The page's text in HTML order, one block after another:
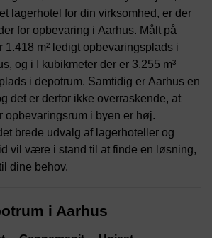
lagerhotel for din virksomhed, er der
for opbevaring i Aarhus. Målt på
1.418 m² ledigt opbevaringsplads i
og i I kubikmeter der er 3.255 m³
Samtidig er Aarhus en
det er derfor ikke overraskende, at
opbevaringsrum i byen er høj.
brede udvalg af lagerhoteller og
vil være i stand til at finde en løsning,
dine behov.
i Aarhus